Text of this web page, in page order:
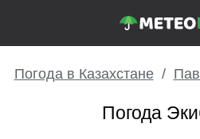
Погода в Казахстане
Погода